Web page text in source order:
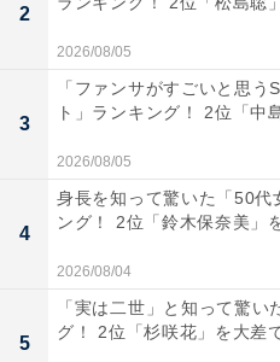
（30代女性／大分県）、「
た」（30代女性／東京都）
ンパスライフを楽しみたい
といった声がありました。
※回答者のコメントは原文マ
All About ニュースの編集者
SNSトレンドにフォーカス
ングの経験を経て、のちに
2
2026/08/05
3
「ファンサがすごいと思う
ト」ランキング！ 2位「中
2026/08/05
4
身長を知って驚いた「50代
ング！ 2位「鈴木保奈美」
2026/08/04
5
「実は二世」と知って驚い
グ！ 2位「杉咲花」を大差